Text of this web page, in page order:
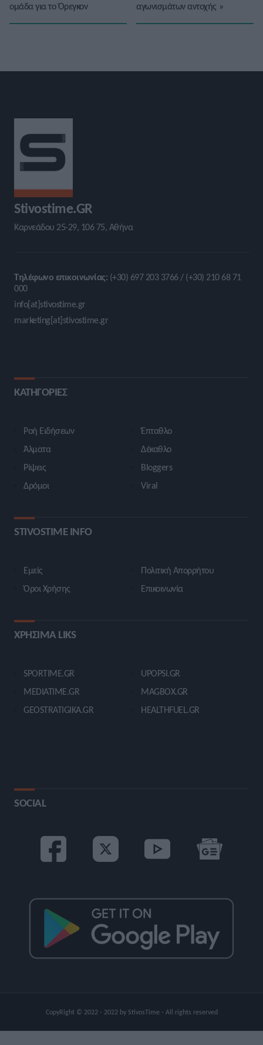
ομάδα για το Όρεγκον
αγωνισμάτων αντοχής »
Stivostime.GR
Καρνεάδου 25-29, 106 75, Αθήνα
Τηλέφωνο επικοινωνίας: (+30) 697 203 3766 / (+30) 210 68 71
000
info[at]stivostime.gr
marketing[at]stivostime.gr
ΚΑΤΗΓΟΡΙΕΣ
Ροή Ειδήσεων
Άλματα
Ρίψεις
Δρόμοι
Έπταθλο
Δέκαθλο
Bloggers
Viral
STIVOSTIME INFO
Εμείς
Όροι Χρήσης
Πολιτική Απορρήτου
Επικοινωνία
ΧΡΗΣΙΜΑ LIKS
SPORTIME.GR
MEDIATIME.GR
GEOSTRATIGIKA.GR
UPOPSI.GR
MAGBOX.GR
HEALTHFUEL.GR
SOCIAL
CopyRight © 2022 - 2022 by StivosTime - All rights reserved